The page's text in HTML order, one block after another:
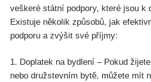
veškeré státní podpory, které jsou k
Existuje několik způsobů, jak
podporu a zvýšit své příjmy:
1. Doplatek na bydlení – Pokud
nebo družstevním bytě, můžete mít